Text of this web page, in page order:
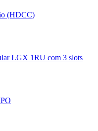
(HDCC)
LGX 1RU com 3 slots